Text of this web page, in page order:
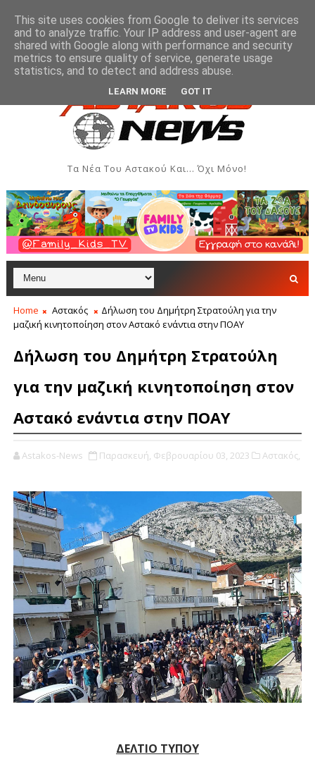
Δημιουργιών του Συλλόγου Γυναικών Αστακού ΠΟΛΙΤΙΣΜΌΣ
Τα Νέα Του Αστακού Και... Όχι Μόνο!
Home Αστακός
Δήλωση του Δημήτρη Στρατούλη για την
μαζική κινητοποίηση στον Αστακό ενάντια στην ΠΟΑΥ
Δήλωση του Δημήτρη Στρατούλη
για την μαζική κινητοποίηση στον
Αστακό ενάντια στην ΠΟΑΥ
Astakos-News Παρασκευή, Φεβρουαρίου 03, 2023 Αστακός,
ΔΕΛΤΙΟ ΤΥΠΟΥ
This site uses cookies from Google to deliver its services
and to analyze traffic. Your IP address and user-agent are
shared with Google along with performance and security
metrics to ensure quality of service, generate usage
statistics, and to detect and address abuse.
LEARN MORE GOT IT